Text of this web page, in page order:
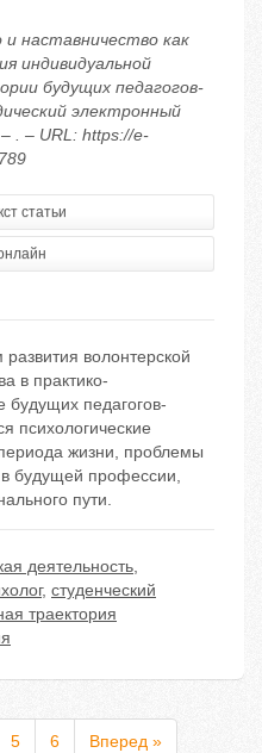
наставничество как
индивидуальной
будущих педагогов-
электронный
. – URL: https://e-
статьи
волонтерской
в практико-
будущих педагогов-
психологические
жизни, проблемы
в будущей профессии,
пути.
деятельность,
, студенческий
траектория
5 6 Вперед »